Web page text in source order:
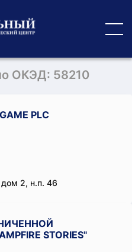
ОКЭД: 58210
PLC
дом 2, н.п. 46
STORIES"